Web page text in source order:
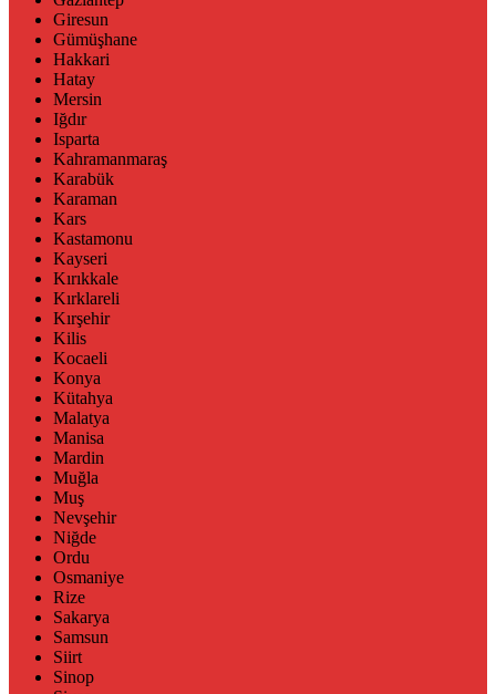
Giresun
Gümüşhane
Hakkari
Hatay
Mersin
Iğdır
Isparta
Kahramanmaraş
Karabük
Karaman
Kars
Kastamonu
Kayseri
Kırıkkale
Kırklareli
Kırşehir
Kilis
Kocaeli
Konya
Kütahya
Malatya
Manisa
Mardin
Muğla
Muş
Nevşehir
Niğde
Ordu
Osmaniye
Rize
Sakarya
Samsun
Siirt
Sinop